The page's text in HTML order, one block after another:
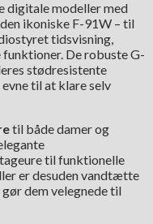
digitale modeller med
ikoniske F-91W – til
tidsvisning,
De robuste G-
stødresistente
til at klare selv
til både damer og
til funktionelle
er desuden vandtætte
dem velegnede til